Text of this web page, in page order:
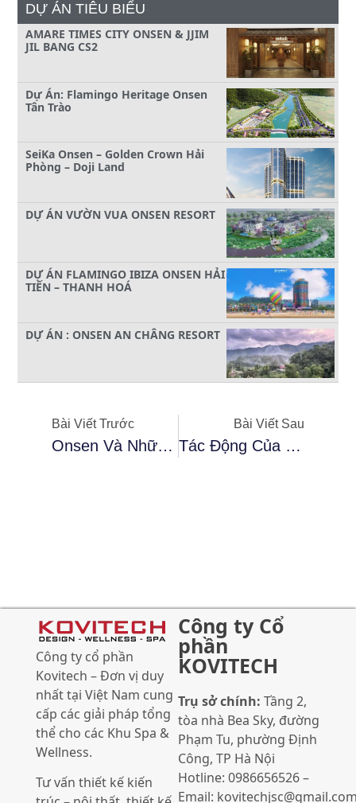
DỰ ÁN TIÊU BIỂU
AMARE TIMES CITY ONSEN & JJIM
JIL BANG CS2
Dự Án: Flamingo Heritage Onsen
Tân Trào
SeiKa Onsen – Golden Crown Hải
Phòng – Doji Land
DỰ ÁN VƯỜN VUA ONSEN RESORT
DỰ ÁN FLAMINGO IBIZA ONSEN HẢI
TIẾN – THANH HOÁ
DỰ ÁN : ONSEN AN CHÂNG RESORT
Bài Viết Trước
Onsen Và Những Điều Bạn Cần Biết!
Bài Viết Sau
Tác Động Của Wellness Spa Đến Cơ Thể – Tâm Hồn – Trí Lực
Công ty cổ phần
Kovitech – Đơn vị duy
nhất tại Việt Nam cung
cấp các giải pháp tổng
thể cho các Khu Spa &
Wellness.
Tư vấn thiết kế kiến
Công ty Cổ
phần
KOVITECH
Trụ sở chính: Tầng 2,
tòa nhà Bea Sky, đường
Phạm Tu, phường Định
Công, TP Hà Nội
Hotline: 0986656526 –
Email: